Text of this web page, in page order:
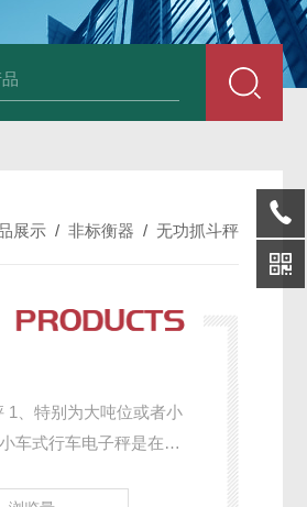
HT808300kg带座椅轮椅秤 血透室轮椅
展示 / 非标衡器 / 无功抓斗秤
1、特别为大吨位或者小
车式行车电子秤是在原